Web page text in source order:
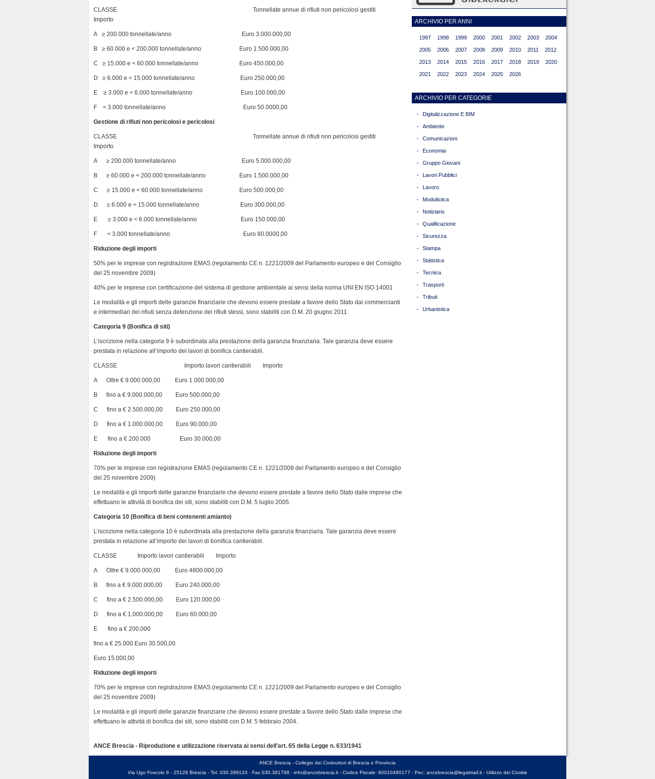
CLASSE Tonnellate annue di rifiuti non pericolosi gestiti
Importo
A ≥ 200.000 tonnellate/anno Euro 3.000.000,00
B ≥ 60.000 e < 200.000 tonnellate/anno Euro 1.500.000,00
C ≥ 15.000 e < 60.000 tonnellate/anno Euro 450.000,00
D ≥ 6.000 e < 15.000 tonnellate/anno Euro 250.000,00
E ≥ 3.000 e < 6.000 tonnellate/anno Euro 100.000,00
F < 3.000 tonnellate/anno Euro 50.0000,00
Gestione di rifiuti non pericolosi e pericolosi
CLASSE Tonnellate annue di rifiuti non pericolosi gestiti
Importo
A ≥ 200.000 tonnellate/anno Euro 5.000.000,00
B ≥ 60.000 e < 200.000 tonnellate/anno Euro 1.500.000,00
C ≥ 15.000 e < 60.000 tonnellate/anno Euro 500.000,00
D ≥ 6.000 e < 15.000 tonnellate/anno Euro 300.000,00
E ≥ 3.000 e < 6.000 tonnellate/anno Euro 150.000,00
F < 3.000 tonnellate/anno Euro 80.0000,00
Riduzione degli importi
50% per le imprese con registrazione EMAS (regolamento CE n. 1221/2009 del Parlamento europeo e del Consiglio
del 25 novembre 2009)
40% per le imprese con certificazione del sistema di gestione ambientale ai sensi della norma UNI EN ISO 14001
Le modalità e gli importi delle garanzie finanziarie che devono essere prestate a favore dello Stato dai commercianti
e intermediari dei rifiuti senza detenzione dei rifiuti stessi, sono stabiliti con D.M. 20 giugno 2011.
Categoria 9 (Bonifica di siti)
L’iscrizione nella categoria 9 è subordinata alla prestazione della garanzia finanziaria. Tale garanzia deve essere
prestata in relazione all’importo dei lavori di bonifica cantierabili.
CLASSE Importo lavori cantierabili Importo
A Oltre € 9.000.000,00 Euro 1.000.000,00
B fino a € 9.000.000,00 Euro 500.000,00
C fino a € 2.500.000,00 Euro 250.000,00
D fino a € 1.000.000,00 Euro 90.000,00
E fino a € 200.000 Euro 30.000,00
Riduzione degli importi
70% per le imprese con registrazione EMAS (regolamento CE n. 1221/2009 del Parlamento europeo e del Consiglio
del 25 novembre 2009)
Le modalità e gli importi delle garanzie finanziarie che devono essere prestate a favore dello Stato dalle imprese che
effettuano le attività di bonifica dei siti, sono stabiliti con D.M. 5 luglio 2005.
Categoria 10 (Bonifica di beni contenenti amianto)
L’iscrizione nella categoria 10 è subordinata alla prestazione della garanzia finanziaria. Tale garanzia deve essere
prestata in relazione all’importo dei lavori di bonifica cantierabili.
CLASSE Importo lavori cantierabili Importo
A Oltre € 9.000.000,00 Euro 4800.000,00
B fino a € 9.000.000,00 Euro 240.000,00
C fino a € 2.500.000,00 Euro 120.000,00
D fino a € 1.000.000,00 Euro 60.000,00
E fino a € 200.000
fino a € 25.000 Euro 30.500,00
Euro 15.000,00
Riduzione degli importi
70% per le imprese con registrazione EMAS (regolamento CE n. 1221/2009 del Parlamento europeo e del Consiglio
del 25 novembre 2009)
Le modalità e gli importi delle garanzie finanziarie che devono essere prestate a favore dello Stato dalle imprese che
effettuano le attività di bonifica dei siti, sono stabiliti con D.M. 5 febbraio 2004.
ANCE Brescia - Riproduzione e utilizzazione riservata ai sensi dell’art. 65 della Legge n. 633/1941
ARCHIVIO PER ANNI
1997 1998 1999 2000 2001 2002 2003 2004
2005 2006 2007 2008 2009 2010 2011 2012
2013 2014 2015 2016 2017 2018 2019 2020
2021 2022 2023 2024 2025 2026
ARCHIVIO PER CATEGORIE
- Digitalizzazione E BIM
- Ambiente
- Comunicazioni
- Economia
- Gruppo Giovani
- Lavori Pubblici
- Lavoro
- Modulistica
- Notiziario
- Qualificazione
- Sicurezza
- Stampa
- Statistica
- Tecnica
- Trasporti
- Tributi
- Urbanistica
ANCE Brescia - Collegio dei Costruttori di Brescia e Provincia
Via Ugo Foscolo 6 - 25128 Brescia - Tel. 030.399133 - Fax 030.381798 - info@ancebrescia.it - Codice Fiscale: 80010490177 - Pec: ancebrescia@legalmail.it - Utilizzo dei Cookie